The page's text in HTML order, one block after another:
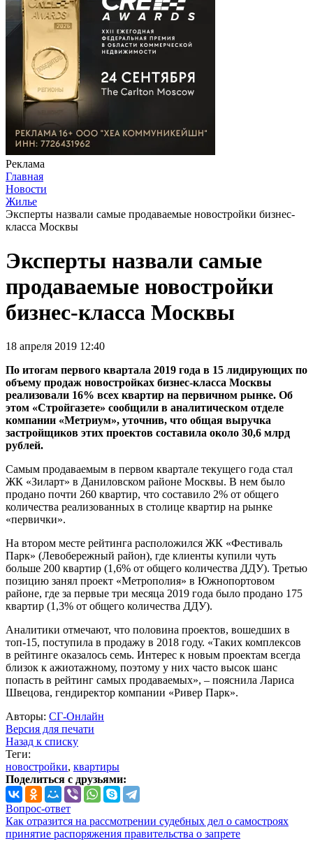
Реклама
Главная
Новости
Жилье
Эксперты назвали самые продаваемые новостройки бизнес-
класса Москвы
Эксперты назвали самые
продаваемые новостройки
бизнес-класса Москвы
18 апреля 2019 12:40
По итогам первого квартала 2019 года в 15 лидирующих по
объему продаж новостройках бизнес-класса Москвы
реализовали 16% всех квартир на первичном рынке. Об
этом «Стройгазете» сообщили в аналитическом отделе
компании «Метриум», уточнив, что общая выручка
застройщиков этих проектов составила около 30,6 млрд
рублей.
Самым продаваемым в первом квартале текущего года стал
ЖК «Зиларт» в Даниловском районе Москвы. В нем было
продано почти 260 квартир, что составило 2% от общего
количества реализованных в столице квартир на рынке
«первички».
На втором месте рейтинга расположился ЖК «Фестиваль
Парк» (Левобережный район), где клиенты купили чуть
больше 200 квартир (1,6% от общего количества ДДУ). Третью
позицию занял проект «Метрополия» в Южнопортовом
районе, где за первые три месяца 2019 года было продано 175
квартир (1,3% от общего количества ДДУ).
Аналитики отмечают, что половина проектов, вошедших в
топ-15, поступила в продажу в 2018 году. «Таких комплексов
в рейтинге оказалось семь. Интерес к новым проектам всегда
близок к ажиотажному, поэтому у них часто высок шанс
попасть в рейтинг самых продаваемых», – пояснила Лариса
Швецова, гендиректор компании «Ривер Парк».
Авторы: СГ-Онлайн
Версия для печати
Назад к списку
Теги:
новостройки, квартиры
Поделиться с друзьями:
Вопрос-ответ
Как отразится на рассмотрении судебных дел о самостроях
принятие распоряжения правительства о запрете